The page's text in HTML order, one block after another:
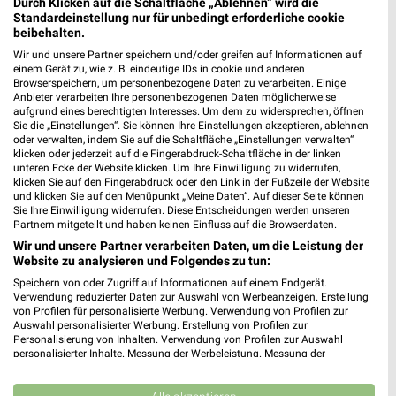
MEHR PROSPEKTE
weekli - Prospekte & Angebote App
Alle REWE Angebote immer griffbereit – mit der kostenlosen
Standardeinstellung nur für unbedingt erforderliche cookie
beibehalten.
Wir und unsere Partner speichern und/oder greifen auf Informationen auf
einem Gerät zu, wie z. B. eindeutige IDs in cookie und anderen
Browserspeichern, um personenbezogene Daten zu verarbeiten. Einige
Anbieter verarbeiten Ihre personenbezogenen Daten möglicherweise
aufgrund eines berechtigten Interesses. Um dem zu widersprechen, öffnen
Sie die „Einstellungen“. Sie können Ihre Einstellungen akzeptieren, ablehnen
oder verwalten, indem Sie auf die Schaltfläche „Einstellungen verwalten“
klicken oder jederzeit auf die Fingerabdruck-Schaltfläche in der linken
unteren Ecke der Website klicken. Um Ihre Einwilligung zu widerrufen,
klicken Sie auf den Fingerabdruck oder den Link in der Fußzeile der Website
und klicken Sie auf den Menüpunkt „Meine Daten“. Auf dieser Seite können
Sie Ihre Einwilligung widerrufen. Diese Entscheidungen werden unseren
Partnern mitgeteilt und haben keinen Einfluss auf die Browserdaten.
Wir und unsere Partner verarbeiten Daten, um die Leistung der
Website zu analysieren und Folgendes zu tun:
Speichern von oder Zugriff auf Informationen auf einem Endgerät.
Verwendung reduzierter Daten zur Auswahl von Werbeanzeigen. Erstellung
von Profilen für personalisierte Werbung. Verwendung von Profilen zur
Auswahl personalisierter Werbung. Erstellung von Profilen zur
Personalisierung von Inhalten. Verwendung von Profilen zur Auswahl
personalisierter Inhalte. Messung der Werbeleistung. Messung der
Kombinationen von Daten aus verschiedenen Quellen. Entwicklung und